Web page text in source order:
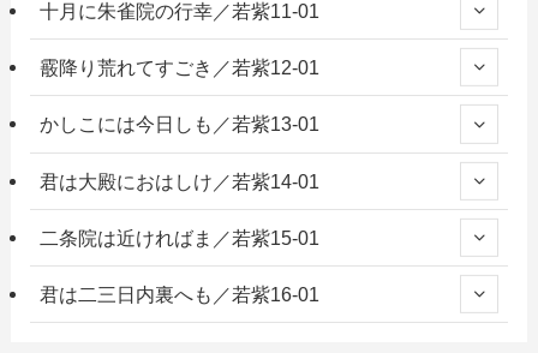
十月に朱雀院の行幸／若紫11-01
霰降り荒れてすごき／若紫12-01
かしこには今日しも／若紫13-01
君は大殿におはしけ／若紫14-01
二条院は近ければま／若紫15-01
君は二三日内裏へも／若紫16-01